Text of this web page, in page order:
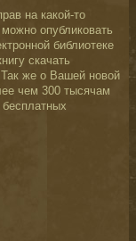
на какой-то
опубликовать
библиотеке
скачать
Так же о Вашей новой
чем 300 тысячам